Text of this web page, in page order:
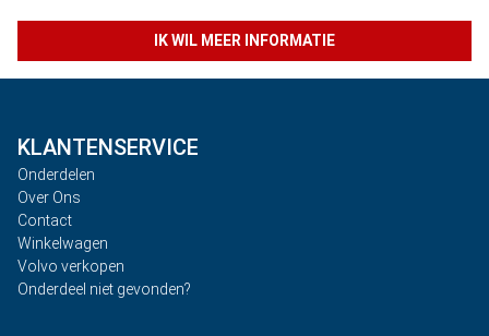
IK WIL MEER INFORMATIE
KLANTENSERVICE
Onderdelen
Over Ons
Contact
Winkelwagen
Volvo verkopen
Onderdeel niet gevonden?